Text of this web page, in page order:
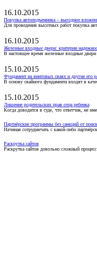
16.10.2015
Покупка автоподъемника – выгодное
Для проведения высотных работ покупка
16.10.2015
Железные входные двери: критерии
В настоящее время железные входные двери
15.10.2015
Фундамент на винтовых сваях и другие его
В основу свайного фундамента входят в
15.10.2015
Лишение родительских прав отца ребенка
Когда доводится в суде, что ответчик, не
Партнёрские программы без санкций от
Начиная сотрудничать с какой-либо
Раскрутка сайтов
Раскрутка сайтов довольно сложный